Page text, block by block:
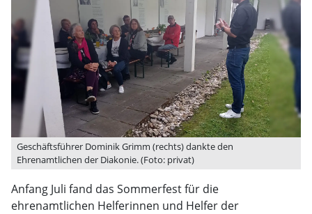
Geschäftsführer Dominik Grimm (rechts) dankte den
Ehrenamtlichen der Diakonie. (Foto: privat)
Anfang Juli fand das Sommerfest für die
ehrenamtlichen Helferinnen und Helfer der